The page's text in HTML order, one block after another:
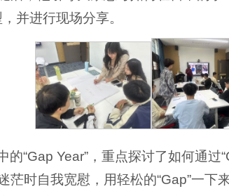
并进行现场分享。
“Gap Year”，重点探讨了如何通
时自我宽慰，用轻松的“Gap”一下